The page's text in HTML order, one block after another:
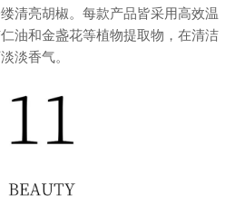
清亮胡椒。每款产品皆采用高效温
油和金盏花等植物提取物，在清洁
淡香气。